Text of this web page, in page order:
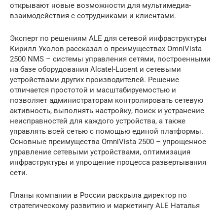
открывают новые возможности для мультимедиа-
взаимодействия с сотрудниками и клиентами.
Эксперт по решениям ALE для сетевой инфраструктуры
Кирилл Уколов рассказал о преимуществах OmniVista
2500 NMS – системы управления сетями, построенными
на базе оборудования Alcatel-Lucent и сетевыми
устройствами других производителей. Решение
отличается простотой и масштабируемостью и
позволяет администраторам контролировать сетевую
активность, выполнять настройку, поиск и устранение
неисправностей для каждого устройства, а также
управлять всей сетью с помощью единой платформы.
Основные преимущества OmniVista 2500 – упрощенное
управление сетевыми устройствами, оптимизация
инфраструктуры и упрощение процесса развертывания
сети.
Планы компании в России раскрыла директор по
стратегическому развитию и маркетингу ALE Наталья